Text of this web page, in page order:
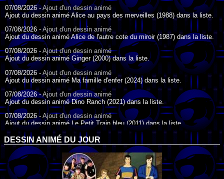
07/08/2026 -Ajout d'un dessin animé
Ajout du dessin animé Alice au pays des merveilles (1988) dans la liste.
07/08/2026 - Ajout d'un dessin animé
Ajout du dessin animé Alice de l'autre cote du miroir (1987) dans la liste.
07/08/2026 - Ajout d'un dessin animé
Ajout du dessin animé Ginger (2000) dans la liste.
07/08/2026 -Ajout d'un dessin animé
Ajout du dessin animé Ma famille d'enfer (2024) dans la liste.
07/08/2026 -Ajout d'un dessin animé
Ajout du dessin animé Dino Ranch (2021) dans la liste.
07/08/2026 - Ajout d'un dessin animé
Ajout du dessin animé Le Petit Train bleu (2011) dans la liste.
07/08/2026 - Ajout d'un dessin animé
Ajout du dessin animé Agent Spécial Oso (2009) dans la liste.
17/07/2026 - Ajout d'un dessin animé
Ajout du dessin animé Peter Pan (1988) dans la liste.
DESSIN ANIMÉ DU JOUR